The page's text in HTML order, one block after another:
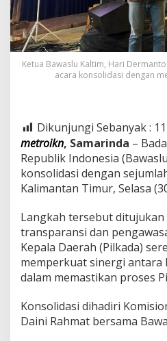
Ketua Bawaslu Kaltim, Hari
acara konsolidasi dengan
Dikunjungi Sebanyak :
metroikn, Samarinda –
Republik Indonesia
konsolidasi dengan
Kalimantan Timur, Selasa
Langkah tersebut
transparansi dan
Kepala Daerah (Pilkada)
memperkuat sinergi antara
dalam memastikan proses
Konsolidasi dihadiri
Daini Rahmat bersama